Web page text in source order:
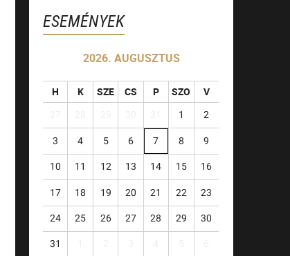
ESEMÉNYEK
2026. AUGUSZTUS
H K SZE CS P SZO V
1 2
3 4 5 6 7 8 9
10 11 12 13 14 15 16
17 18 19 20 21 22 23
24 25 26 27 28 29 30
31